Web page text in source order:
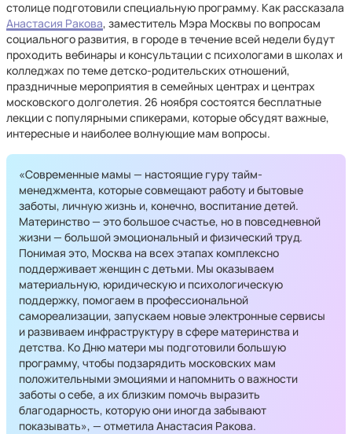
столице подготовили специальную программу. Как рассказала
Анастасия Ракова, заместитель Мэра Москвы по вопросам
социального развития, в городе в течение всей недели будут
проходить вебинары и консультации с психологами в школах и
колледжах по теме детско-родительских отношений,
праздничные мероприятия в семейных центрах и центрах
московского долголетия. 26 ноября состоятся бесплатные
лекции с популярными спикерами, которые обсудят важные,
интересные и наиболее волнующие мам вопросы.
«Современные мамы — настоящие гуру тайм-
менеджмента, которые совмещают работу и бытовые
заботы, личную жизнь и, конечно, воспитание детей.
Материнство — это большое счастье, но в повседневной
жизни — большой эмоциональный и физический труд.
Понимая это, Москва на всех этапах комплексно
поддерживает женщин с детьми. Мы оказываем
материальную, юридическую и психологическую
поддержку, помогаем в профессиональной
самореализации, запускаем новые электронные сервисы
и развиваем инфраструктуру в сфере материнства и
детства. Ко Дню матери мы подготовили большую
программу, чтобы подзарядить московских мам
положительными эмоциями и напомнить о важности
заботы о себе, а их близким помочь выразить
благодарность, которую они иногда забывают
показывать», — отметила Анастасия Ракова.